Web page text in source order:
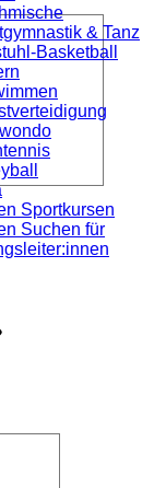
öffnen
& Tanz
Basketball
Sportkursen
Suchen für